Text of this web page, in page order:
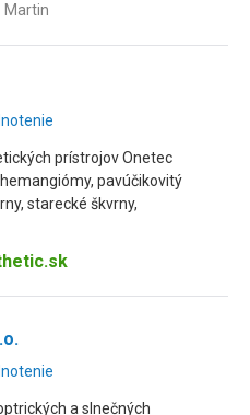
Martin
prístrojov Onetec
pavúčikovitý
starecké škvrny,
a slnečných